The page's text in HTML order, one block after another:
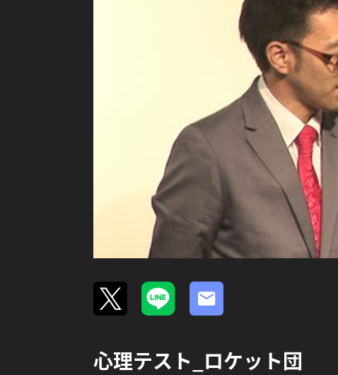
心理テスト_ロケット団